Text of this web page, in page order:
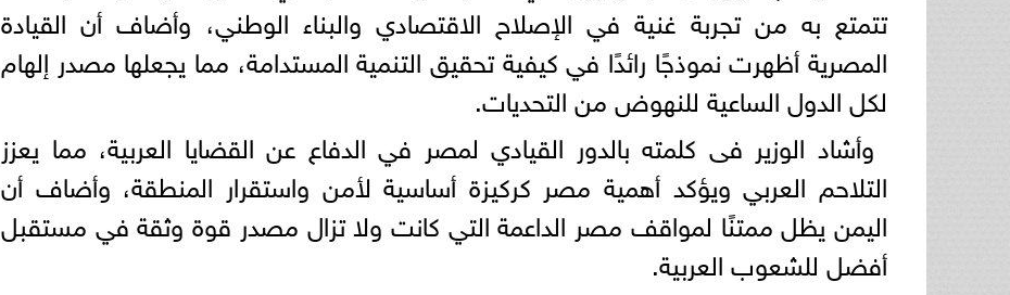
تتمتع به من تجربة غنية في الإصلاح الاقتصادي والبناء الوطني، وأضاف أن القيادة
المصرية أظهرت نموذجًا رائدًا في كيفية تحقيق التنمية المستدامة، مما يجعلها مصدر إلهام
لكل الدول الساعية للنهوض من التحديات.
وأشاد الوزير فى كلمته بالدور القيادي لمصر في الدفاع عن القضايا العربية، مما يعزز
التلاحم العربي ويؤكد أهمية مصر كركيزة أساسية لأمن واستقرار المنطقة، وأضاف أن
اليمن يظل ممتنًا لمواقف مصر الداعمة التي كانت ولا تزال مصدر قوة وثقة في مستقبل
أفضل للشعوب العربية.